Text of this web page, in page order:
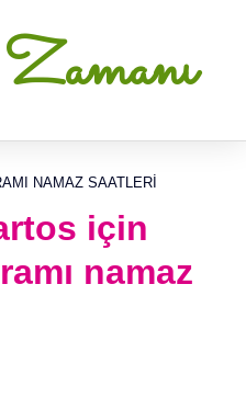
NAMAZ SAATLERI
için
namaz